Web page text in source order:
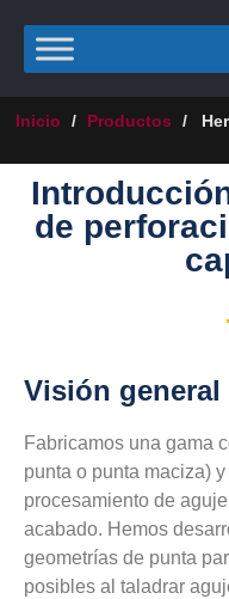
Inicio / Productos /
de
Visión general
Fabricamos una gama
punta o punta maciza)
procesamiento de
acabado. Hemos
geometrías de punta
posibles al taladrar